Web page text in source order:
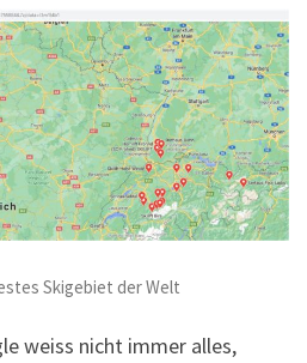
Skigebiet der Welt
weiss nicht immer alles,